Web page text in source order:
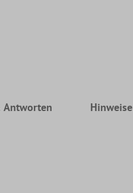
Antworten Hinweise